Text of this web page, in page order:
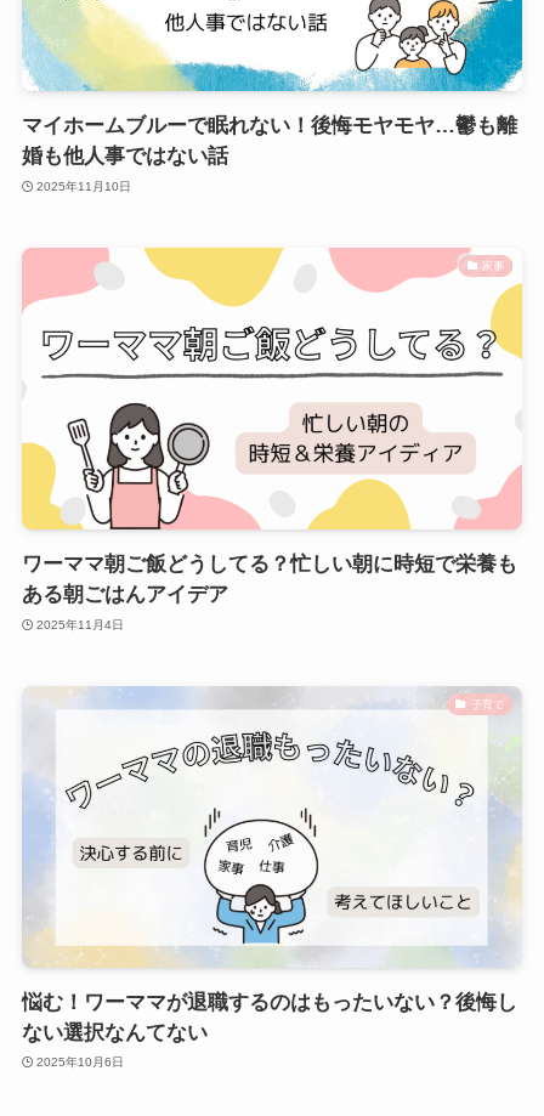
マイホームブルーで眠れない！後悔モヤモヤ…鬱も離
婚も他人事ではない話
2025年11月10日
家事
ワーママ朝ご飯どうしてる？忙しい朝に時短で栄養も
ある朝ごはんアイデア
2025年11月4日
子育て
悩む！ワーママが退職するのはもったいない？後悔し
ない選択なんてない
2025年10月6日